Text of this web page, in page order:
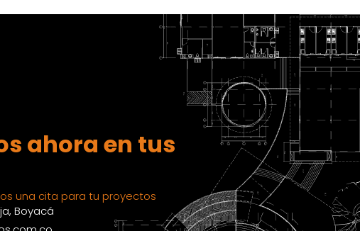
ahora en tus
una cita para tu proyectos
Boyacá